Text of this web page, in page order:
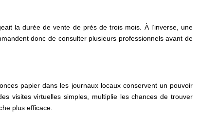
la durée de vente de près de trois mois. À l’inverse, une
donc de consulter plusieurs professionnels avant de
papier dans les journaux locaux conservent un pouvoir
visites virtuelles simples, multiplie les chances de trouver
plus efficace.